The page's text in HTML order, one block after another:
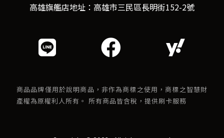
高雄旗艦店地址：高雄市三民區長明街152-2號
商品品牌僅用於說明商品，非作為商標之使用，商標之智慧財
產權為原權利人所有。 所有商品皆含稅，提供刷卡服務